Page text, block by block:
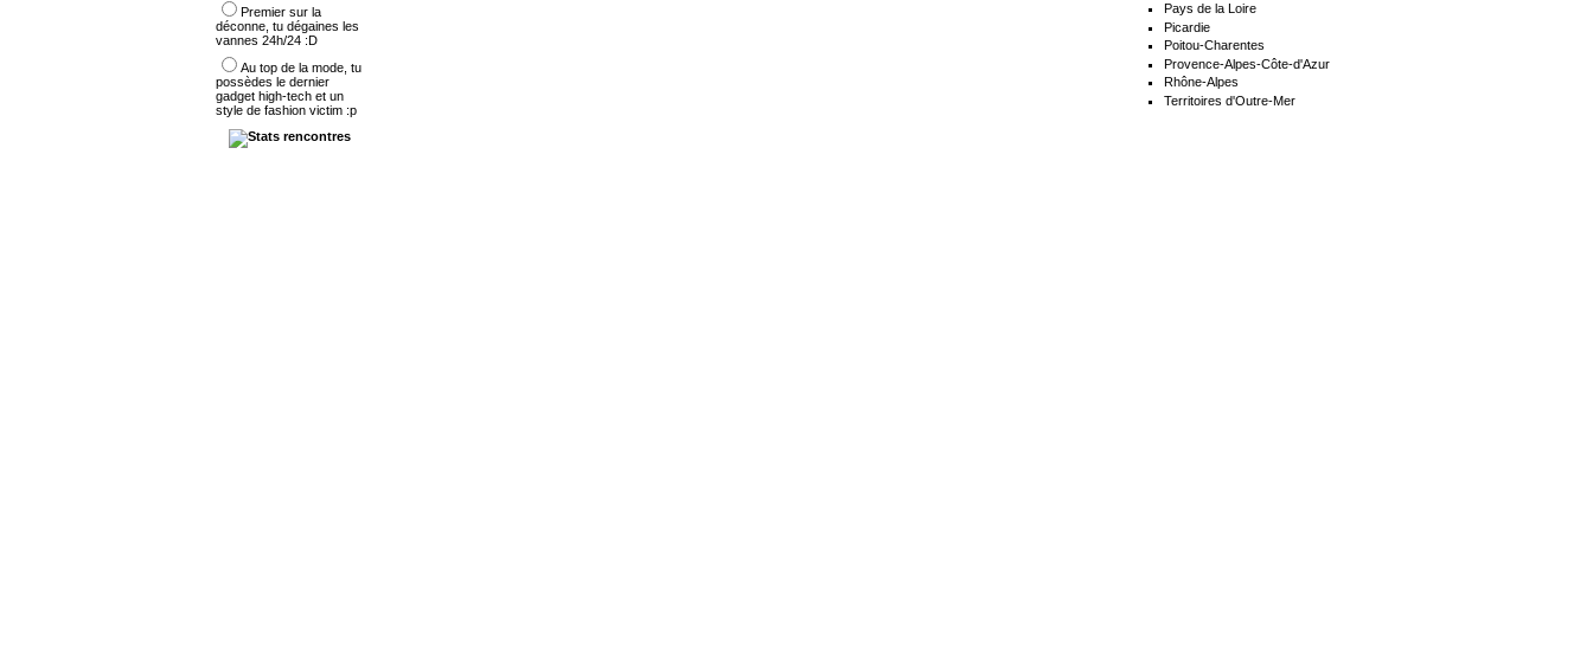
Pays de la Loire
Picardie
Poitou-Charentes
Provence-Alpes-Côte-d'Azur
Rhône-Alpes
Territoires d'Outre-Mer
Premier sur la
déconne, tu dégaines les
vannes 24h/24 :D
Au top de la mode, tu
possèdes le dernier
gadget high-tech et un
style de fashion victim :p